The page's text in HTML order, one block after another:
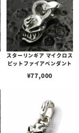
スターリンギア マイクロス
ピットファイアペンダント
¥77,000